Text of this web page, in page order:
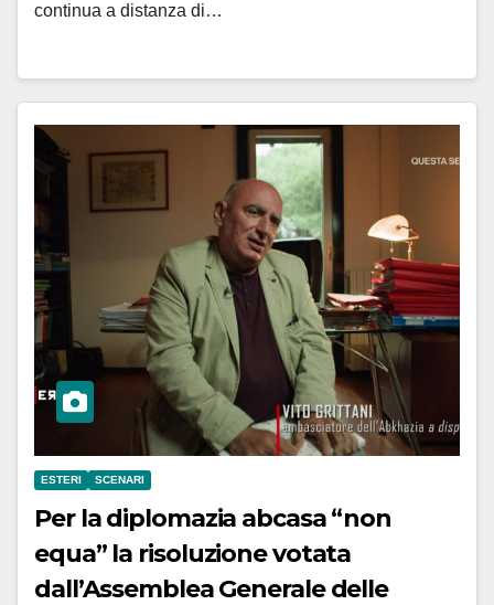
continua a distanza di…
ESTERI SCENARI
Per la diplomazia abcasa “non
equa” la risoluzione votata
dall’Assemblea Generale delle